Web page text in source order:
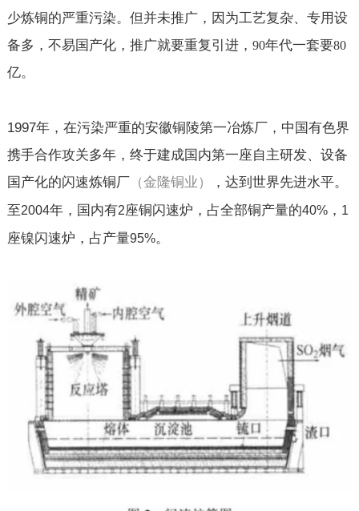
少炼铜的严重污染。但并未推广，因为工艺复杂、专用设
备多，不易国产化，推广就要重复引进， 90年代一套要80
亿。
1997年，在污染严重的安徽铜陵第一冶炼厂，中国有色界
携手合作攻关多年，终于建成国内第一座自主研发、设备
国产化的闪速炼铜厂 （金隆铜业）
，达到世界先进水平。
至2004年，国内有2座铜闪速炉，占全部铜产量的40%， 1
座镍闪速炉，占产量95%。